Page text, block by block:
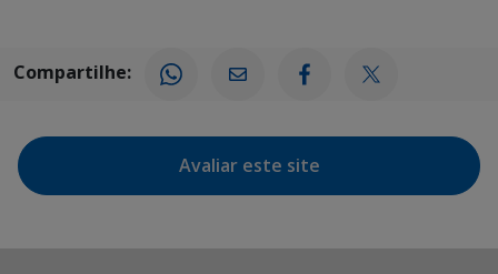
Compartilhe:
Avaliar este site